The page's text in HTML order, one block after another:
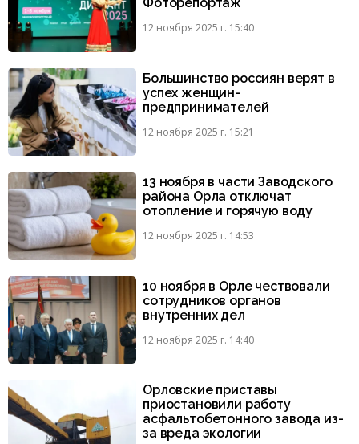
Фоторепортаж
12 ноября 2025 г. 15:40
Большинство россиян верят в
успех женщин-
предпринимателей
12 ноября 2025 г. 15:21
13 ноября в части Заводского
района Орла отключат
отопление и горячую воду
12 ноября 2025 г. 14:53
10 ноября в Орле чествовали
сотрудников органов
внутренних дел
12 ноября 2025 г. 14:40
Орловские приставы
приостановили работу
асфальтобетонного завода из-
за вреда экологии